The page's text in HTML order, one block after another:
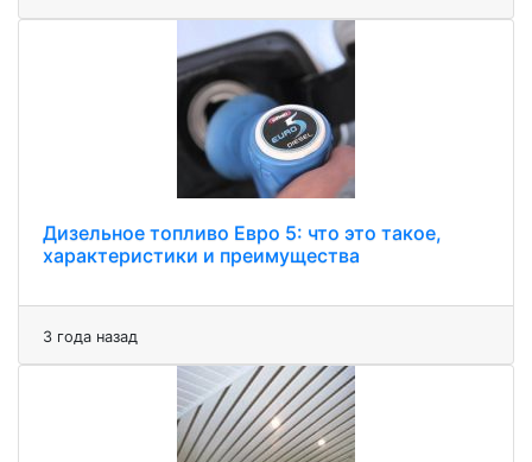
Дизельное топливо Евро 5: что это такое,
характеристики и преимущества
3 года назад